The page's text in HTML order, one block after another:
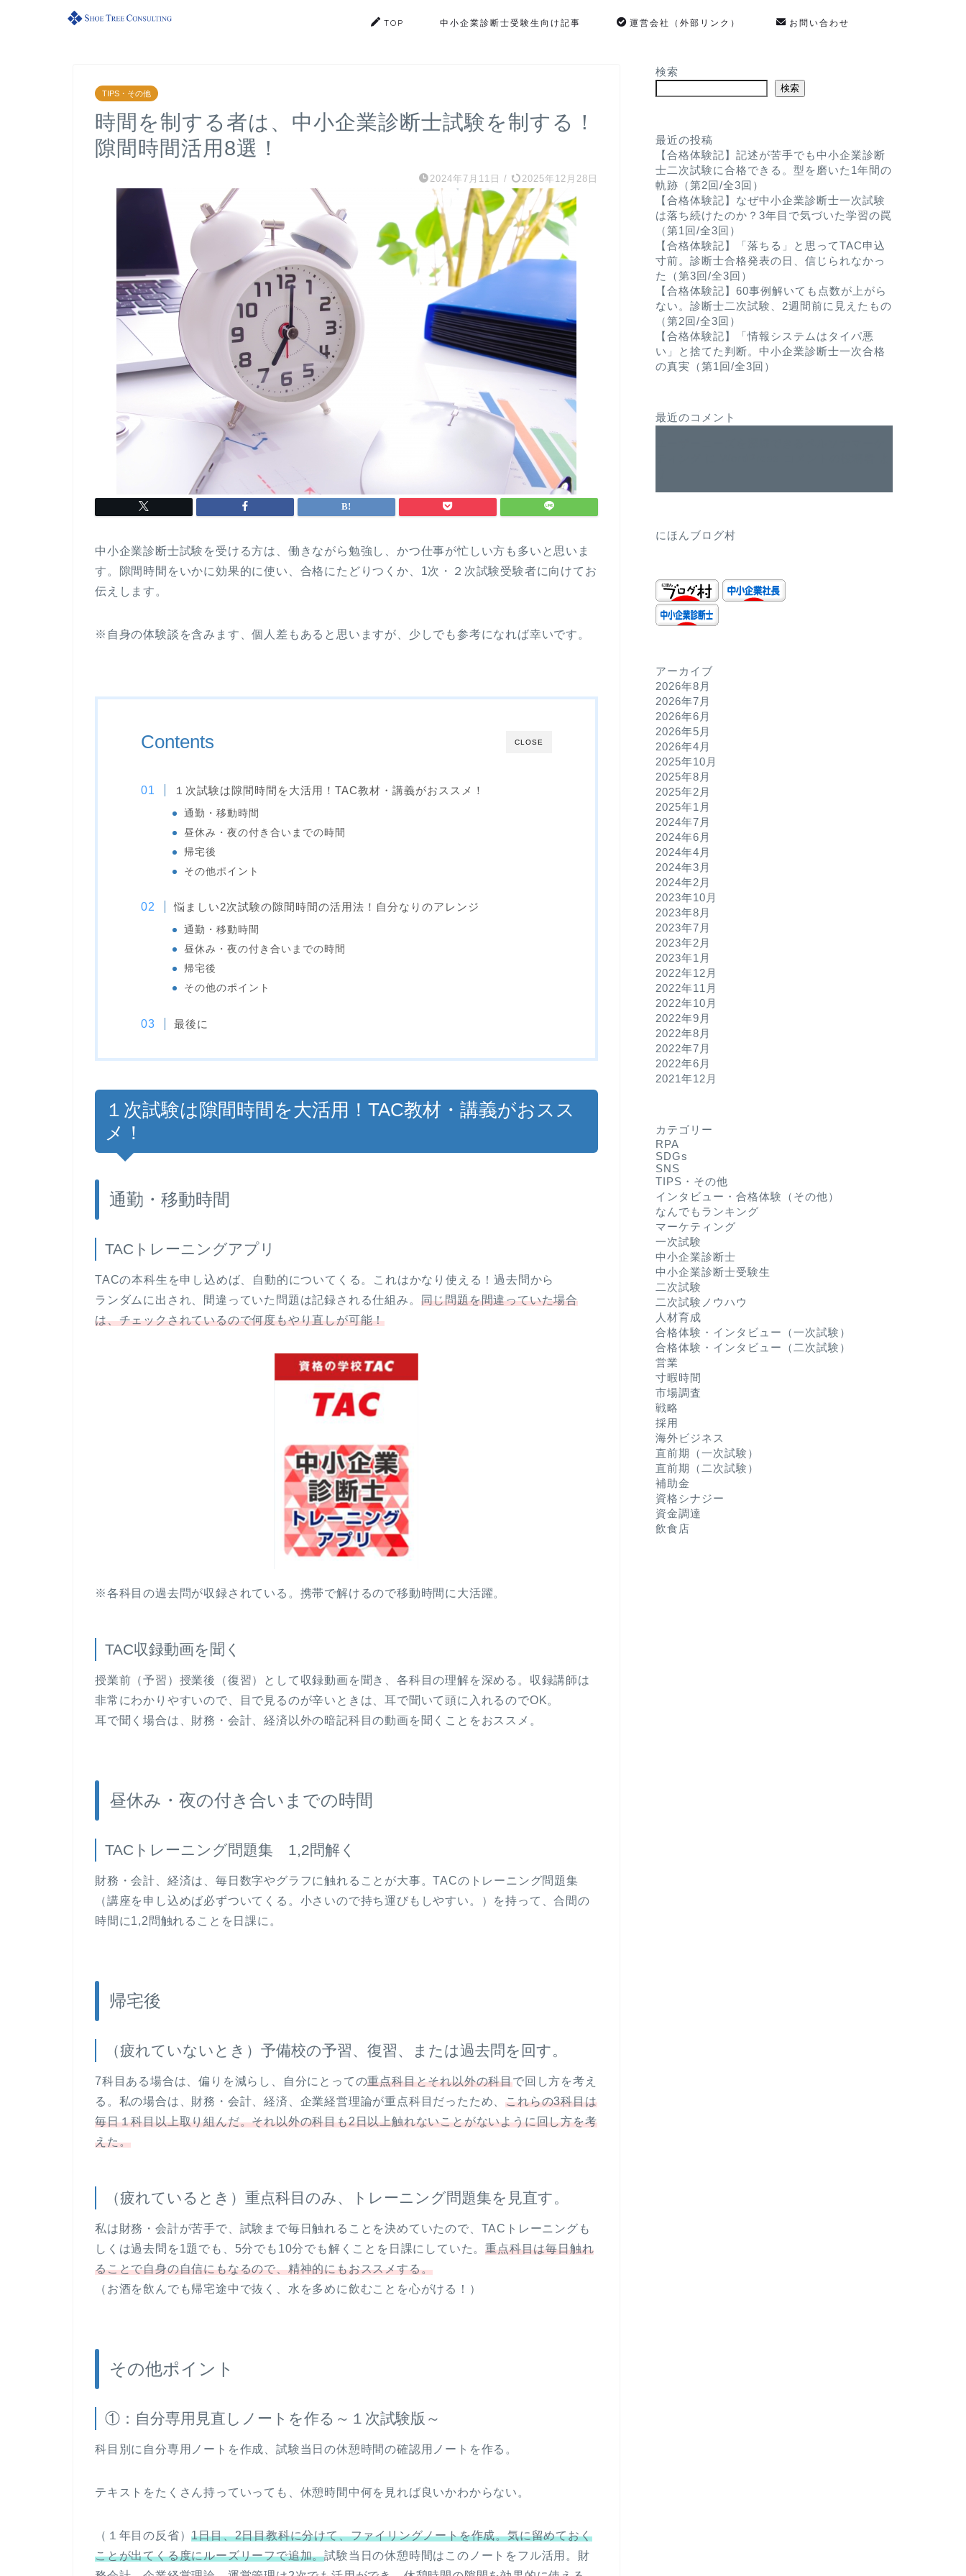
TOP 中小企業診断士受験生向け記事 運営会社（外部リンク） お問い合わせ
TIPS・その他
時間を制する者は、中小企業診断士試験を制する！
隙間時間活用8選！
2024年7月11日 / 2025年12月28日
中小企業診断士試験を受ける方は、働きながら勉強し、かつ仕事が忙しい方も多いと思いま
す。隙間時間をいかに効果的に使い、合格にたどりつくか、1次・２次試験受験者に向けてお
伝えします。
※自身の体験談を含みます、個人差もあると思いますが、少しでも参考になれば幸いです。
CLOSE
Contents
１次試験は隙間時間を大活用！TAC教材・講義がおススメ！
通勤・移動時間
昼休み・夜の付き合いまでの時間
帰宅後
その他ポイント
悩ましい2次試験の隙間時間の活用法！自分なりのアレンジ
通勤・移動時間
昼休み・夜の付き合いまでの時間
帰宅後
その他のポイント
最後に
１次試験は隙間時間を大活用！TAC教材・講義がおスス
メ！
通勤・移動時間
TACトレーニングアプリ
TACの本科生を申し込めば、自動的についてくる。これはかなり使える！過去問から
ランダムに出され、間違っていた問題は記録される仕組み。 同じ問題を間違っていた場合
は、チェックされているので何度もやり直しが可能！
※各科目の過去問が収録されている。携帯で解けるので移動時間に大活躍。
TAC収録動画を聞く
授業前（予習）授業後（復習）として収録動画を聞き、各科目の理解を深める。収録講師は
非常にわかりやすいので、目で見るのが辛いときは、耳で聞いて頭に入れるのでOK。
耳で聞く場合は、財務・会計、経済以外の暗記科目の動画を聞くことをおススメ。
昼休み・夜の付き合いまでの時間
TACトレーニング問題集 1,2問解く
財務・会計、経済は、毎日数字やグラフに触れることが大事。TACのトレーニング問題集
（講座を申し込めば必ずついてくる。小さいので持ち運びもしやすい。）を持って、合間の
時間に1,2問触れることを日課に。
帰宅後
（疲れていないとき）予備校の予習、復習、または過去問を回す。
7科目ある場合は、偏りを減らし、自分にとっての重点科目とそれ以外の科目で回し方を考え
る。私の場合は、財務・会計、経済、企業経営理論が重点科目だったため、これらの3科目は
毎日１科目以上取り組んだ。それ以外の科目も2日以上触れないことがないように回し方を考
えた。
（疲れているとき）重点科目のみ、トレーニング問題集を見直す。
私は財務・会計が苦手で、試験まで毎日触れることを決めていたので、TACトレーニングも
しくは過去問を1題でも、5分でも10分でも解くことを日課にしていた。重点科目は毎日触れ
ることで自身の自信にもなるので、精神的にもおススメする。
（お酒を飲んでも帰宅途中で抜く、水を多めに飲むことを心がける！）
その他ポイント
①：自分専用見直しノートを作る～１次試験版～
科目別に自分専用ノートを作成、試験当日の休憩時間の確認用ノートを作る。
テキストをたくさん持っていっても、休憩時間中何を見れば良いかわからない。
（１年目の反省）1日目、2日目教科に分けて、ファイリングノートを作成。気に留めておく
ことが出てくる度にルーズリーフで追加。試験当日の休憩時間はこのノートをフル活用。財
検索
検索
最近の投稿
【合格体験記】記述が苦手でも中小企業診断
士二次試験に合格できる。型を磨いた1年間の
軌跡（第2回/全3回）
【合格体験記】なぜ中小企業診断士一次試験
は落ち続けたのか？3年目で気づいた学習の罠
（第1回/全3回）
【合格体験記】「落ちる」と思ってTAC申込
寸前。診断士合格発表の日、信じられなかっ
た（第3回/全3回）
【合格体験記】60事例解いても点数が上がら
ない。診断士二次試験、2週間前に見えたもの
（第2回/全3回）
【合格体験記】「情報システムはタイパ悪
い」と捨てた判断。中小企業診断士一次合格
の真実（第1回/全3回）
最近のコメント
にほんブログ村
アーカイブ
2026年8月
2026年7月
2026年6月
2026年5月
2026年4月
2025年10月
2025年8月
2025年2月
2025年1月
2024年7月
2024年6月
2024年4月
2024年3月
2024年2月
2023年10月
2023年8月
2023年7月
2023年2月
2023年1月
2022年12月
2022年11月
2022年10月
2022年9月
2022年8月
2022年7月
2022年6月
2021年12月
カテゴリー
RPA
SDGs
SNS
TIPS・その他
インタビュー・合格体験（その他）
なんでもランキング
マーケティング
一次試験
中小企業診断士
中小企業診断士受験生
二次試験
二次試験ノウハウ
人材育成
合格体験・インタビュー（一次試験）
合格体験・インタビュー（二次試験）
営業
寸暇時間
市場調査
戦略
採用
海外ビジネス
直前期（一次試験）
直前期（二次試験）
補助金
資格シナジー
資金調達
飲食店